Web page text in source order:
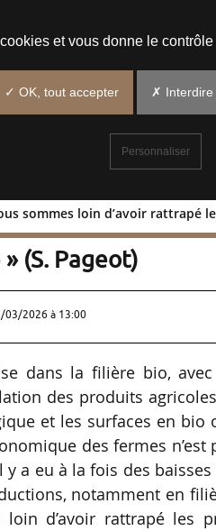
sommes loin d’avoir rattrapé
: « Nous
(S. Pageot)
03/2026 à 13:00
dans la filière bio,
des produits
et les surfaces en bio
des fermes n’est
a eu à la fois des
notamment en
d’avoir rattrapé les
et vous donne le
✓ OK, tout accepter ✗ Interdire
Personnaliser